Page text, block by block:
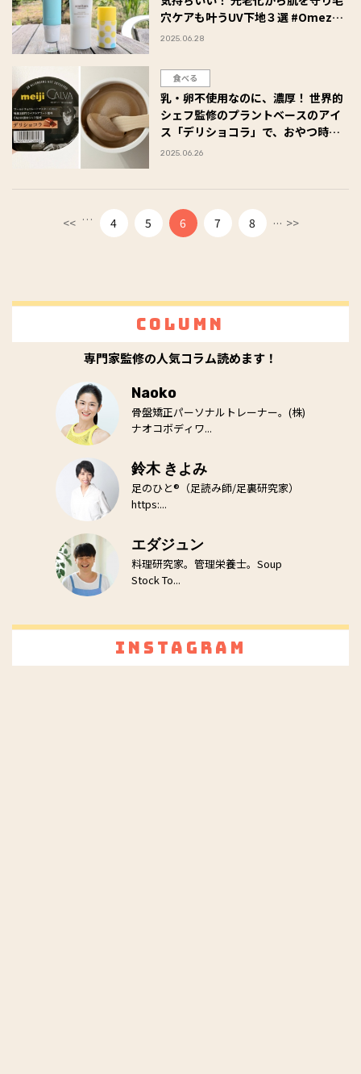
穴ケアも叶うUV下地３選 #Omeza
トーク
2025.06.28
食べる
乳・卵不使用なのに、濃厚！ 世界的
シェフ監修のプラントベースのアイ
ス「デリショコラ」で、おやつ時間
がリッチに♪ #Omezaトーク
2025.06.26
<< … 4 5 6 7 8 ... >>
Column
専門家監修の人気コラム読めます！
Naoko
骨盤矯正パーソナルトレーナー。(株)
ナオコボディワ...
鈴木 きよみ
足のひと®（足読み師/足裏研究家）
https:...
エダジュン
料理研究家。管理栄養士。Soup
Stock To...
Instagram